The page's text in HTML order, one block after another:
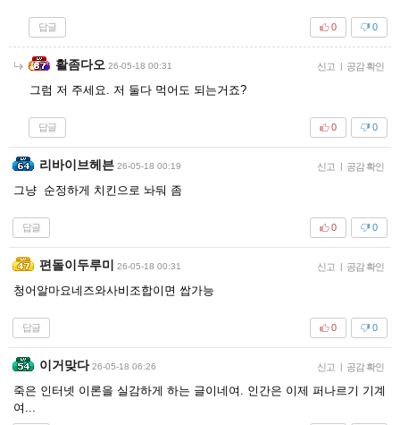
답글 0
0
활좀다오 26-05-18 00:31 신고 | 공감 확인
그럼 저 주세요. 저 둘다 먹어도 되는거죠?
답글 0
0
리바이브헤븐 26-05-18 00:19 신고 | 공감 확인
그냥 순정하게 치킨으로 놔둬 좀
답글 0
0
편돌이두루미 26-05-18 00:31 신고 | 공감 확인
청어알마요네즈와사비조합이면 쌉가능
답글 0
0
이거맞다 26-05-18 06:26 신고 | 공감 확인
죽은 인터넷 이론을 실감하게 하는 글이네여. 인간은 이제 퍼나르기 기계
여...